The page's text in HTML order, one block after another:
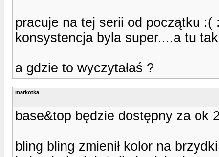
pracuje na tej serii od początku :(
konsystencja byla super....a tu
a gdzie to wyczytałaś ?
markotka
base&top będzie dostępny za ok
bling bling zmienił kolor na